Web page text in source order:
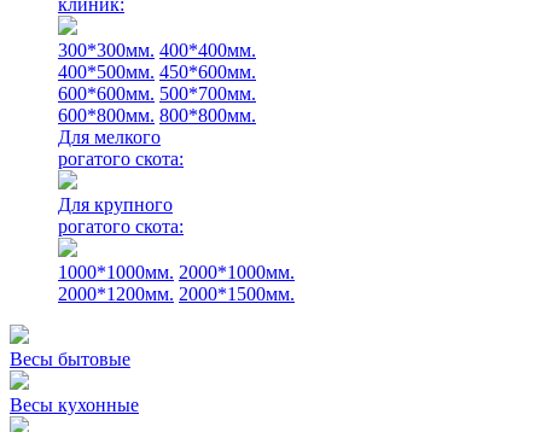
клиник:
300*300мм. 400*400мм.
400*500мм. 450*600мм.
600*600мм. 500*700мм.
600*800мм. 800*800мм.
Для мелкого
рогатого скота:
Для крупного
рогатого скота:
1000*1000мм. 2000*1000мм.
2000*1200мм. 2000*1500мм.
Весы бытовые
Весы кухонные